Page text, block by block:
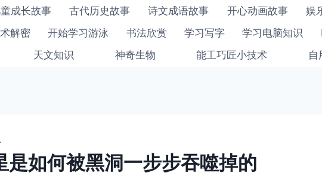
童成长故事 古代历史故事 诗文成语故事 开心动画故事
娱
解密 开始学习游泳 书法欣赏 学习写字 学习电脑知识
天文知识 神奇生物 能工巧匠小技术 自
是如何被黑洞一步步吞噬掉的